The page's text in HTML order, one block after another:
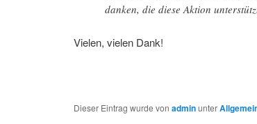
danken, die diese Aktion
Vielen, vielen Dank!
Dieser Eintrag wurde von adminunter